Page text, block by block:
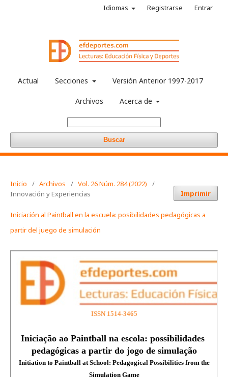
Actual Secciones Versión Anterior 1997-2017
Archivos Acerca de
Buscar
Idiomas Registrarse Entrar
Inicio / Archivos / Vol. 26 Núm. 284 (2022)
/
Innovación y Experiencias
Imprimir
Iniciación al Paintball en la escuela: posibilidades pedagógicas a
partir del juego de simulación